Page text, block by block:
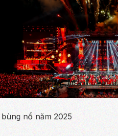
nổ năm 2025